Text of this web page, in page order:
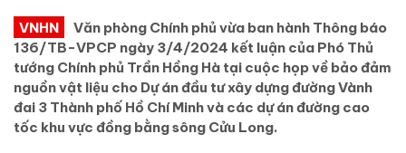
VNHN
Văn phòng Chính phủ vừa ban hành Thông báo
136/TB-VPCP ngày 3/4/2024 kết luận của Phó Thủ
tướng Chính phủ Trần Hồng Hà tại cuộc họp về bảo đảm
nguồn vật liệu cho Dự án đầu tư xây dựng đường Vành
đai 3 Thành phố Hồ Chí Minh và các dự án đường cao
tốc khu vực đồng bằng sông Cửu Long.